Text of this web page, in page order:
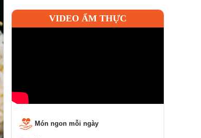
VIDEO ẨM THỰC
Món ngon mỗi ngày